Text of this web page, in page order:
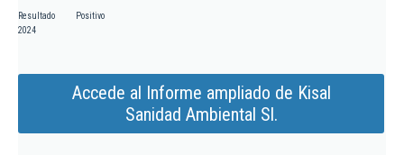
Resultado
2024
Positivo
Accede al Informe ampliado de Kisal
Sanidad Ambiental Sl.